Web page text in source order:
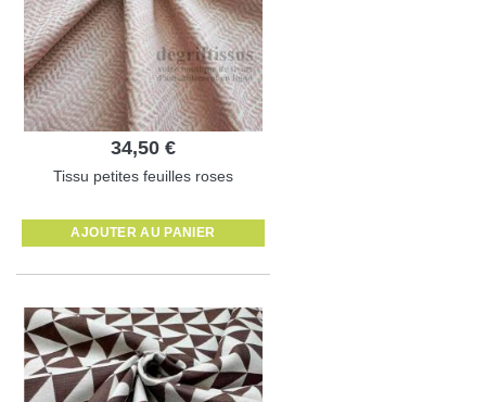
34,50 €
Tissu petites feuilles roses
AJOUTER AU PANIER